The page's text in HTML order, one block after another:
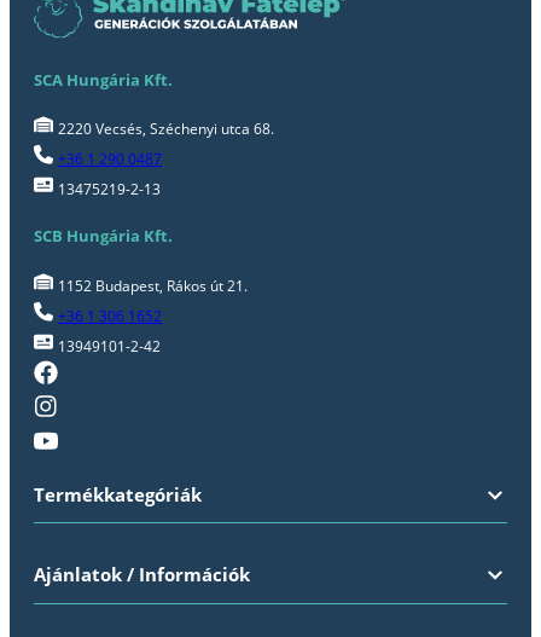
SCA Hungária Kft.
2220 Vecsés, Széchenyi utca 68.
+36 1 290 0487
13475219-2-13
SCB Hungária Kft.
1152 Budapest, Rákos út 21.
+36 1 306 1652
13949101-2-42
Termékkategóriák
Ajánlatok / Információk